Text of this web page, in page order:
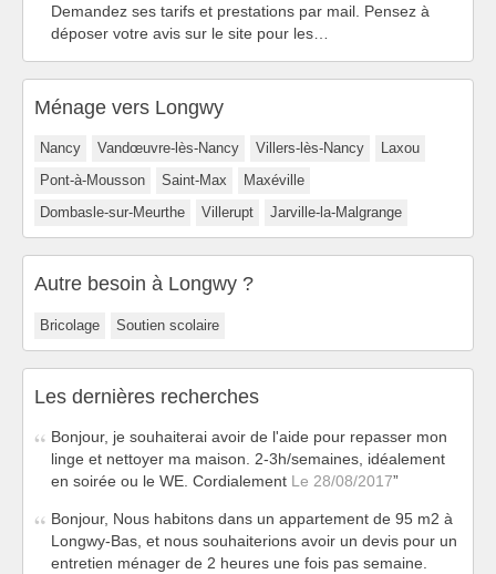
Demandez ses tarifs et prestations par mail. Pensez à
déposer votre avis sur le site pour les…
Ménage vers Longwy
Nancy Vandœuvre-lès-Nancy Villers-lès-Nancy
Laxou
Pont-à-Mousson
Saint-Max
Maxéville
Dombasle-sur-Meurthe
Villerupt Jarville-la-Malgrange
Autre besoin à Longwy ?
Bricolage Soutien scolaire
Les dernières recherches
Bonjour, je souhaiterai avoir de l'aide pour repasser mon
linge et nettoyer ma maison. 2-3h/semaines, idéalement
en soirée ou le WE. Cordialement Le 28/08/2017
Bonjour, Nous habitons dans un appartement de 95 m2 à
Longwy-Bas, et nous souhaiterions avoir un devis pour un
entretien ménager de 2 heures une fois pas semaine.